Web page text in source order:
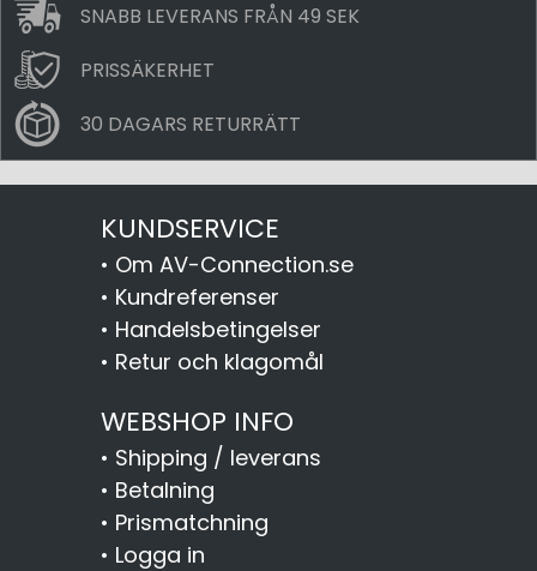
SNABB LEVERANS FRÅN 49 SEK
PRISSÄKERHET
30 DAGARS RETURRÄTT
KUNDSERVICE
• Om AV-Connection.se
• Kundreferenser
• Handelsbetingelser
• Retur och klagomål
WEBSHOP INFO
• Shipping / leverans
• Betalning
• Prismatchning
• Logga in